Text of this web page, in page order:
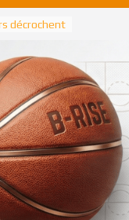
décrochent
et Giannis
le Greek
son premier
en NBA, le
aux Spurs
2002 :
de
élu